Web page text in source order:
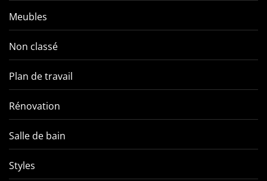
Meubles
Non classé
Plan de travail
Rénovation
Salle de bain
Styles